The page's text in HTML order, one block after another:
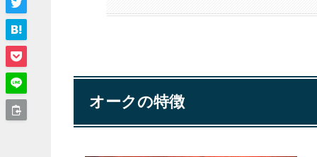
オークの特徴